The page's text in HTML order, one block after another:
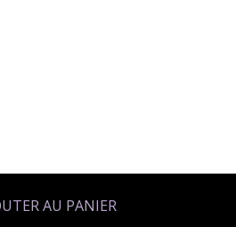
AU PANIER